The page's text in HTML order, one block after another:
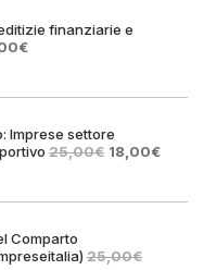
finanziarie e
€Il
è:
Imprese settore
25,00€ Il
era:
18,00€Il
è:
Comparto
25,00€